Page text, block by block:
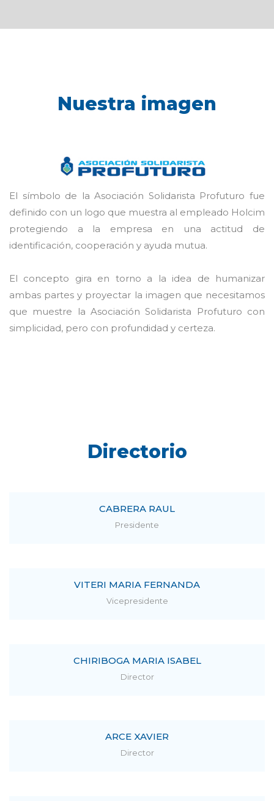
Nuestra imagen
El símbolo de la Asociación Solidarista Profuturo fue
definido con un logo que muestra al empleado Holcim
protegiendo a la empresa en una actitud de
identificación, cooperación y ayuda mutua.
El concepto gira en torno a la idea de humanizar
ambas partes y proyectar la imagen que necesitamos
que muestre la Asociación Solidarista Profuturo con
simplicidad, pero con profundidad y certeza.
Directorio
CABRERA RAUL
Presidente
VITERI MARIA FERNANDA
Vicepresidente
CHIRIBOGA MARIA ISABEL
Director
ARCE XAVIER
Director